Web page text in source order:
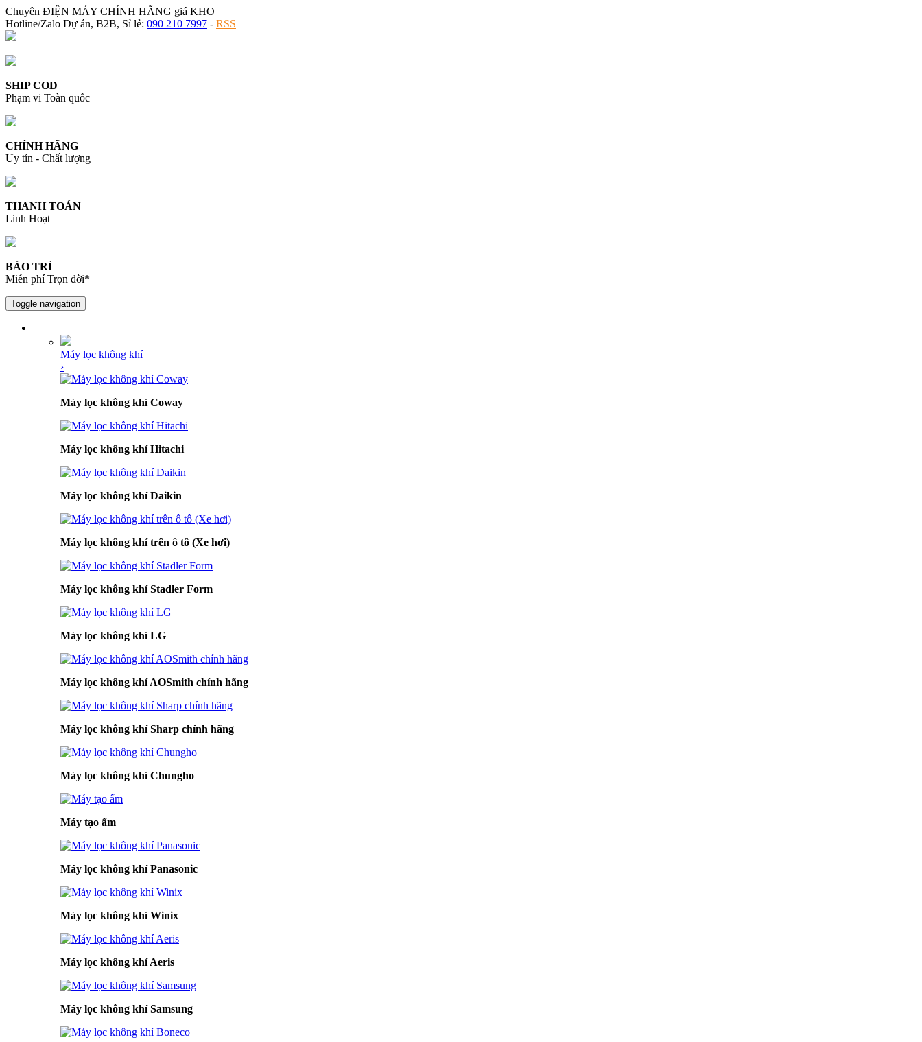
Chuyên ĐIỆN MÁY CHÍNH HÃNG giá KHO
Hotline/Zalo Dự án, B2B, Sỉ lẻ: 090 210 7997 - RSS
SHIP COD
Phạm vi Toàn quốc
CHÍNH HÃNG
Uy tín - Chất lượng
THANH TOÁN
Linh Hoạt
BẢO TRÌ
Miễn phí Trọn đời*
Toggle navigation
Máy lọc không khí
›
Máy lọc không khí Coway
Máy lọc không khí Hitachi
Máy lọc không khí Daikin
Máy lọc không khí trên ô tô (Xe hơi)
Máy lọc không khí Stadler Form
Máy lọc không khí LG
Máy lọc không khí AOSmith chính hãng
Máy lọc không khí Sharp chính hãng
Máy lọc không khí Chungho
Máy tạo ẩm
Máy lọc không khí Panasonic
Máy lọc không khí Winix
Máy lọc không khí Aeris
Máy lọc không khí Samsung